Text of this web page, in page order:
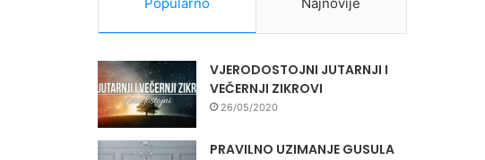
VJERODOSTOJNI JUTARNJI I
VEČERNJI ZIKROVI
26/05/2020
PRAVILNO UZIMANJE GUSULA